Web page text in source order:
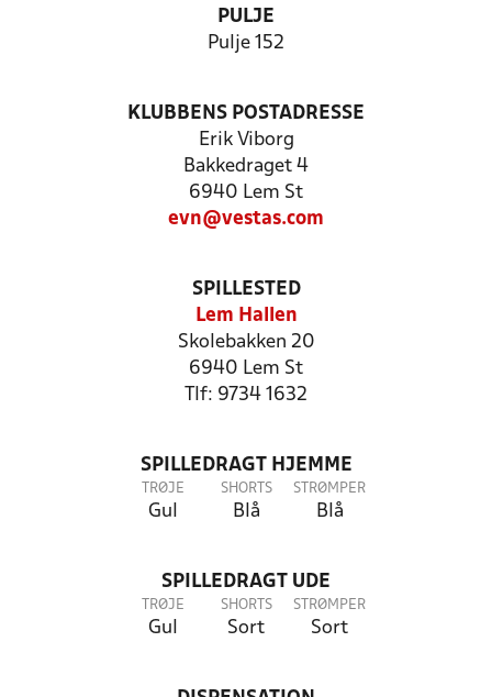
PULJE
Pulje 152
KLUBBENS POSTADRESSE
Erik Viborg
Bakkedraget 4
6940 Lem St
evn@vestas.com
SPILLESTED
Lem Hallen
Skolebakken 20
6940 Lem St
Tlf: 9734 1632
SPILLEDRAGT HJEMME
TRØJE
Gul
SHORTS
Blå
STRØMPER
Blå
SPILLEDRAGT UDE
TRØJE
Gul
SHORTS
Sort
STRØMPER
Sort